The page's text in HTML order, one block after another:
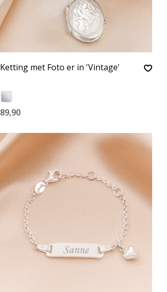
Ketting met Foto er in 'Vintage'
89,90